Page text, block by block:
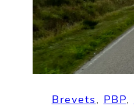
Brevets, PBP,